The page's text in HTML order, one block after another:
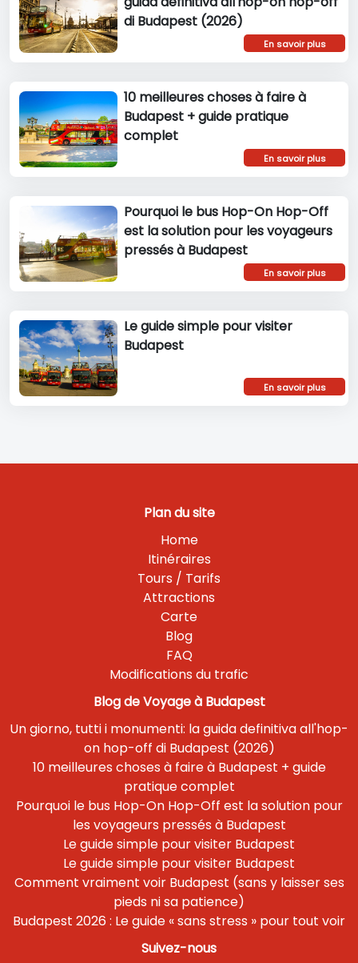
di Budapest (2026)
En savoir plus
10 meilleures choses à faire à
Budapest + guide pratique
complet
En savoir plus
Pourquoi le bus Hop-On Hop-Off
est la solution pour les voyageurs
pressés à Budapest
En savoir plus
Le guide simple pour visiter
Budapest
En savoir plus
Plan du site
Home
Itinéraires
Tours / Tarifs
Attractions
Carte
Blog
FAQ
Modifications du trafic
Blog de Voyage à Budapest
Un giorno, tutti i monumenti: la guida definitiva all'hop-
on hop-off di Budapest (2026)
10 meilleures choses à faire à Budapest + guide
pratique complet
Pourquoi le bus Hop-On Hop-Off est la solution pour
les voyageurs pressés à Budapest
Le guide simple pour visiter Budapest
Le guide simple pour visiter Budapest
Comment vraiment voir Budapest (sans y laisser ses
pieds ni sa patience)
Budapest 2026 : Le guide « sans stress » pour tout voir
Suivez-nous